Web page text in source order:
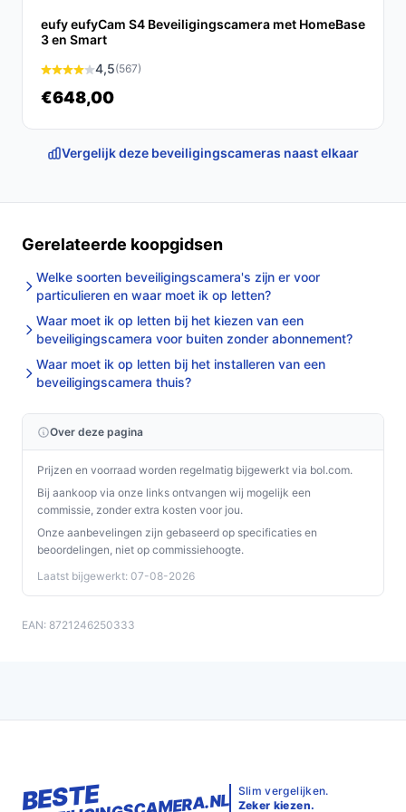
handleiding met HomeBase en kies je
opslaginstellingen. Controleer beeldhoek en
nachtzichtfunctie tijdens de eerste tests.
Concrete checks voor de handleiding/specs:
(spanning/ampère) wordt vereist voor betrouwbare
Controleer welke opslagmedia en maximaal
ingebouwde opslag en uitbreidbaarheid vermeld).
Specificaties in mensentaal
2K-resolutie:levert scherper beeld dan standaard
HD, praktisch bij het herkennen van details op
afstand.
MaxColor nachtzicht:
weinig licht in kleur worden weergegeven, wat
detailherkenning kan verbeteren.
en je kunt uitbreiden naar grotere schijven;
relevant als je langere opnamebewaring zonder
abonnement wilt.
Zonne-energie + USB-voeding:
met het ingebouwde paneel of via USB; belangrijk
om te checken of jouw montageplek genoeg licht
handig voor aansluiting op compatibele systemen
eufy eufyCam S4 Beveiligingscamera met HomeBase
3 en Smart
4,5(567)
€648,00
Vergelijk deze beveiligingscameras naast elkaar
Gerelateerde koopgidsen
Welke soorten beveiligingscamera's zijn er voor
particulieren en waar moet ik op letten?
Waar moet ik op letten bij het kiezen van een
beveiligingscamera voor buiten zonder abonnement?
Waar moet ik op letten bij het installeren van een
beveiligingscamera thuis?
Over deze pagina
Prijzen en voorraad worden regelmatig bijgewerkt via bol.com.
Bij aankoop via onze links ontvangen wij mogelijk een
commissie, zonder extra kosten voor jou.
Onze aanbevelingen zijn gebaseerd op specificaties en
beoordelingen, niet op commissiehoogte.
Laatst bijgewerkt: 07-08-2026
EAN: 8721246250333
BESTE
Slim vergelijken.
Zeker kiezen.